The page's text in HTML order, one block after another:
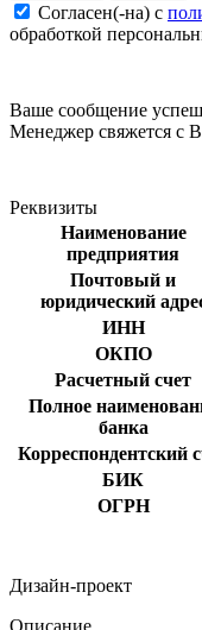
Согласен(-на) c
обработкой
Ваше сообщение
Менеджер свяжется с
Реквизиты
Наименование
предприятия
Почтовый и
юридический
ИНН
ОКПО
Расчетный счет
Полное
банка
Корреспондентский
БИК
ОГРН
Дизайн-проект
Описание